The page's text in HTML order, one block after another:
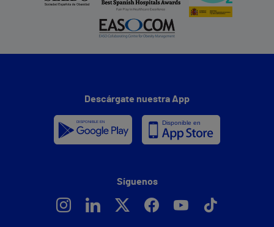
Descárgate nuestra App
Síguenos